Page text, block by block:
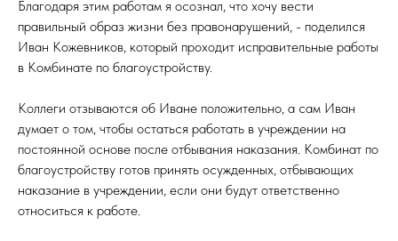
Благодаря этим работам я осознал, что хочу вести
правильный образ жизни без правонарушений, - поделился
Иван Кожевников, который проходит исправительные работы
в Комбинате по благоустройству.
Коллеги отзываются об Иване положительно, а сам Иван
думает о том, чтобы остаться работать в учреждении на
постоянной основе после отбывания наказания. Комбинат по
благоустройству готов принять осужденных, отбывающих
наказание в учреждении, если они будут ответственно
относиться к работе.